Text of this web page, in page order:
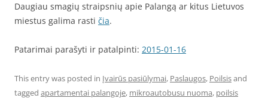
Daugiau smagių straipsnių apie Palangą ar kitus Lietuvos
miestus galima rasti čia.
Patarimai parašyti ir patalpinti: 2015-01-16
This entry was posted in Įvairūs pasiūlymai, Paslaugos, Poilsisand
tagged apartamentai palangoje, mikroautobusu nuoma, poilsis